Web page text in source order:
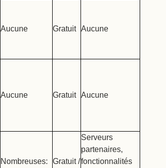
Aucune Gratuit Aucune
Aucune Gratuit Aucune
Nombreuses:
Gratuit /
Serveurs
partenaires,
fonctionnalités